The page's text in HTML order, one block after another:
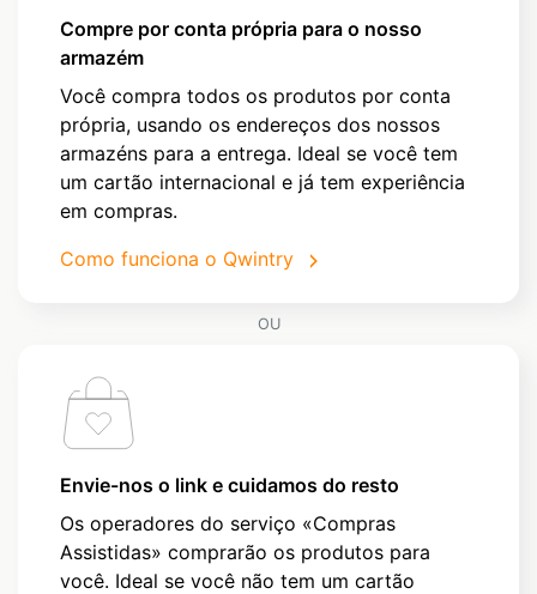
Compre por conta própria para o nosso
armazém
Você compra todos os produtos por conta
própria, usando os endereços dos nossos
armazéns para a entrega. Ideal se você tem
um cartão internacional e já tem experiência
em compras.
Como funciona o Qwintry
OU
Envie-nos o link e cuidamos do resto
Os operadores do serviço «Compras
Assistidas» comprarão os produtos para
você. Ideal se você não tem um cartão